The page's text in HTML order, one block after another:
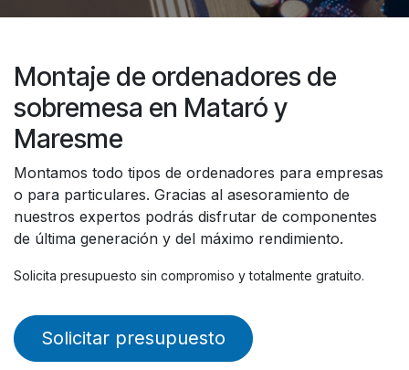
Montaje de ordenadores de
sobremesa en Mataró y
Maresme
Montamos todo tipos de ordenadores para empresas
o para particulares. Gracias al asesoramiento de
nuestros expertos podrás disfrutar de componentes
de última generación y del máximo rendimiento.
Solicita presupuesto sin compromiso y totalmente gratuito.
Solicitar presupuesto